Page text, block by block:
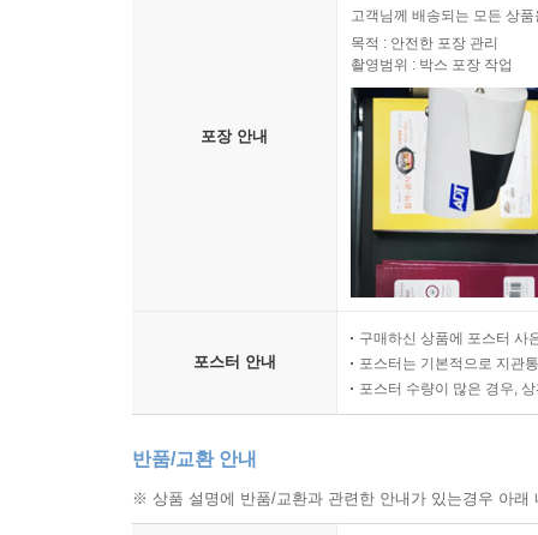
포장 안내
고객님께 배송되는 모든 상
목적 : 안전한 포장 관리
촬영범위 : 박스 포장 작업
포스터 안내
구매하신 상품에 포스터 사
포스터는 기본적으로 지관
포스터 수량이 많은 경우,
반품/교환 안내
※ 상품 설명에 반품/교환과 관련한 안내가 있는경우 아